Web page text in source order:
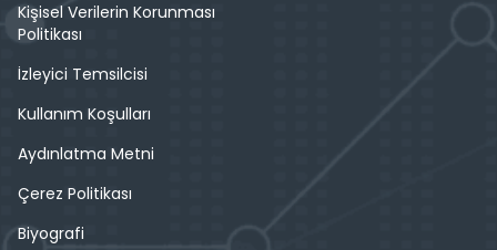
Kişisel Verilerin Korunması
Politikası
İzleyici Temsilcisi
Kullanım Koşulları
Aydınlatma Metni
Çerez Politikası
Biyografi